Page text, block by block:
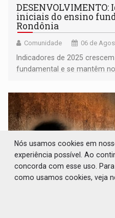
iniciais do ensino
Rondônia
Comunidade 06 de
Indicadores de 2025
fundamental e se mantêm
Nós usamos cookies em
experiência possível. Ao
concorda com esse uso.
como usamos cookies, veja